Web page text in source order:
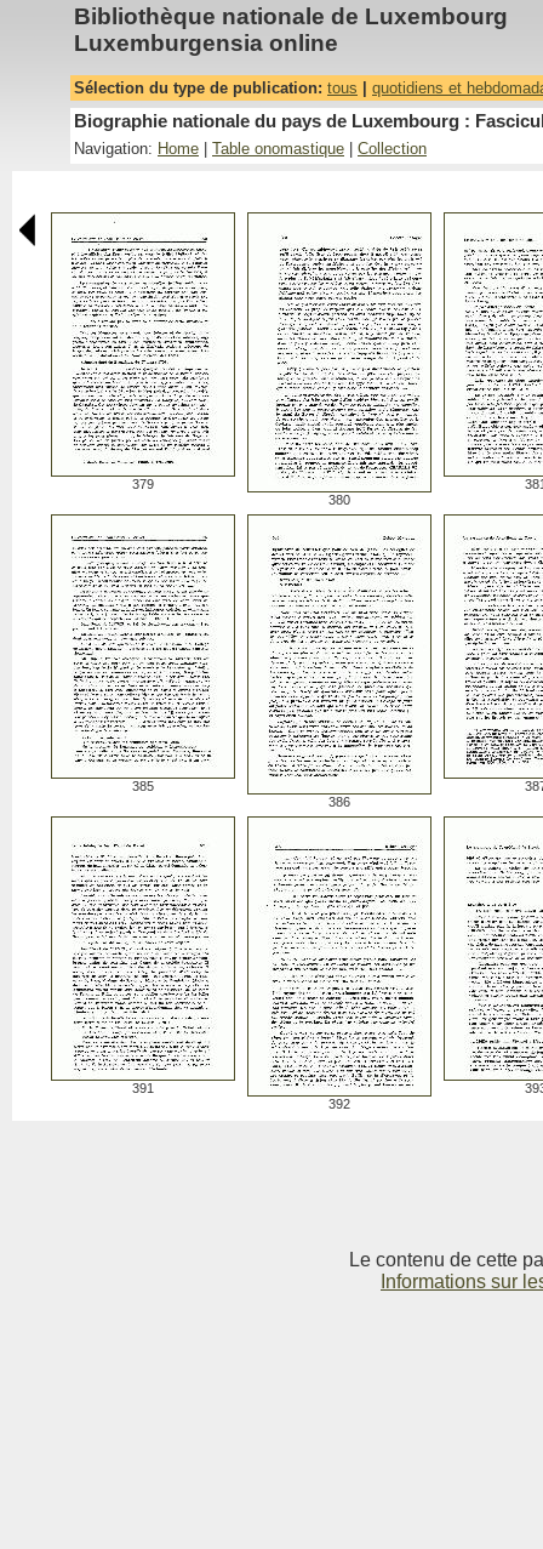
Bibliothèque nationale de Luxembourg
Luxemburgensia online
Sélection du type de publication: tous quotidiens et
Biographie nationale du pays de Luxembourg :
Navigation: Home Table onomastique Collection
379
380
385
386
391
392
Le contenu de cette
Informations sur